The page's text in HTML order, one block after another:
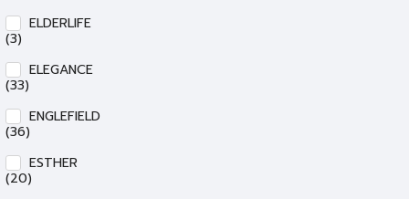
ELDERLIFE
(3)
ELEGANCE
(33)
ENGLEFIELD
(36)
ESTHER
(20)